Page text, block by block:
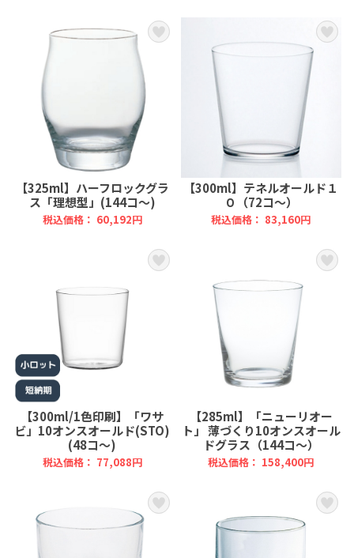
【325ml】ハーフロックグラ
ス「理想型」(144コ～)
税込価格： 60,192円
【300ml】テネルオールド１
０（72コ～）
税込価格： 83,160円
【300ml/1色印刷】「ワサ
ビ」10オンスオールド(STO)
(48コ～)
税込価格： 77,088円
【285ml】「ニューリオー
ト」 薄づくり10オンスオール
ドグラス（144コ～）
税込価格： 158,400円